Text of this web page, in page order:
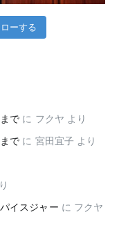
ーする
で に フクヤ より
で に 宮田宜子 より
イスジャー に フクヤ